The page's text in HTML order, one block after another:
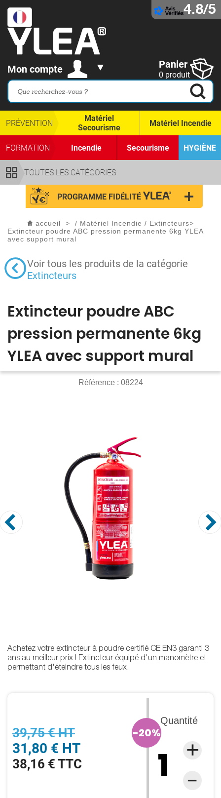
4.8/5
Mon compte Panier
0 produit
TOUTES LES CATÉGORIES
PRÉVENTION
Matériel
Secourisme
Matériel Incendie
FORMATION Incendie Secourisme HYGIÈNE
PROGRAMME FIDÉLITÉ
accueil > / Matériel Incendie / Extincteurs>
Extincteur poudre ABC pression permanente 6kg YLEA
avec support mural
Voir tous les produits de la catégorie
Extincteurs
Extincteur poudre ABC
pression permanente 6kg
YLEA avec support mural
Référence : 08224
39,75 € HT
31,80 € HT
38,16 € TTC
-20%
Quantité
Achetez votre extincteur à poudre certifié CE EN3 garanti 3
ans au meilleur prix ! Extincteur équipé d'un manomètre et
permettant d'éteindre tous les feux.